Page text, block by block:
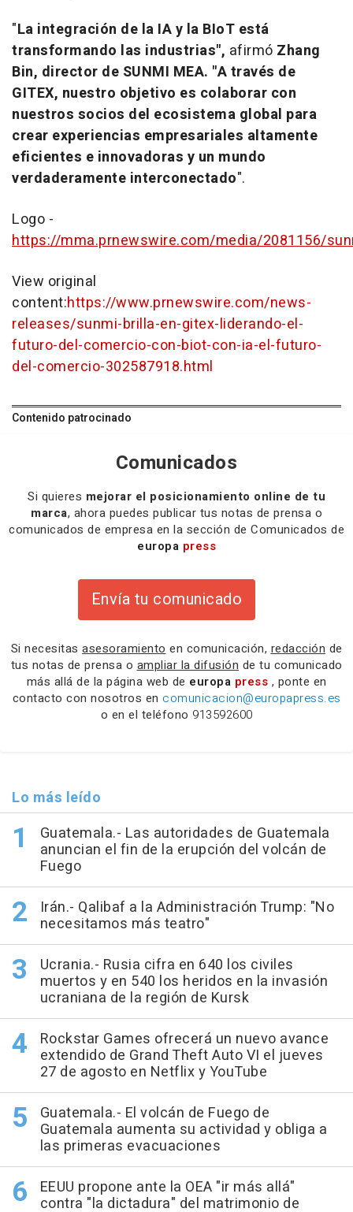
"La integración de la IA y la BIoT está
transformando las industrias", afirmó Zhang
Bin, director de SUNMI MEA. "A través de
GITEX, nuestro objetivo es colaborar con
nuestros socios del ecosistema global para
crear experiencias empresariales altamente
eficientes e innovadoras y un mundo
verdaderamente interconectado".
Logo -
https://mma.prnewswire.com/media/2081156/
View original
content:https://www.prnewswire.com/news-
releases/sunmi-brilla-en-gitex-liderando-el-
futuro-del-comercio-con-biot-con-ia-el-futuro-
del-comercio-302587918.html
Contenido patrocinado
Comunicados
Si quieres mejorar el posicionamiento online de tu
marca, ahora puedes publicar tus notas de prensa o
comunicados de empresa en la sección de Comunicados de
europa press
Envía tu comunicado
Si necesitas asesoramiento en comunicación, redacción de
tus notas de prensa o ampliar la difusión de tu comunicado
más allá de la página web de europa press , ponte en
contacto con nosotros en comunicacion@europapress.es
o en el teléfono 913592600
Lo más leído
Guatemala.- Las autoridades de Guatemala
anuncian el fin de la erupción del volcán de
Fuego
Irán.- Qalibaf a la Administración Trump: "No
necesitamos más teatro"
Ucrania.- Rusia cifra en 640 los civiles
muertos y en 540 los heridos en la invasión
ucraniana de la región de Kursk
Rockstar Games ofrecerá un nuevo avance
extendido de Grand Theft Auto VI el jueves
27 de agosto en Netflix y YouTube
Guatemala.- El volcán de Fuego de
Guatemala aumenta su actividad y obliga a
las primeras evacuaciones
EEUU propone ante la OEA "ir más allá"
contra "la dictadura" del matrimonio de